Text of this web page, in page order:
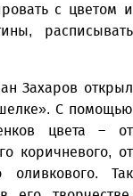
с цветом и
расписывать
Захаров открыл
С помощью
цвета – от
коричневого, от
оливкового. Так